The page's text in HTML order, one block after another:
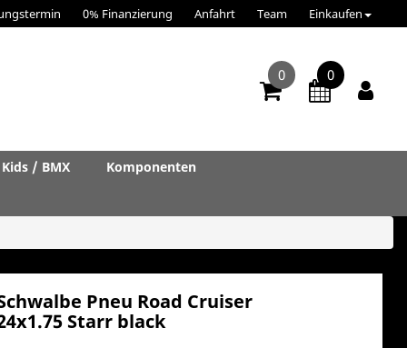
0% Finanzierung Anfahrt Team Einkaufen
0 0
Kids / BMX
Komponenten
Pneu Road Cruiser
Starr black